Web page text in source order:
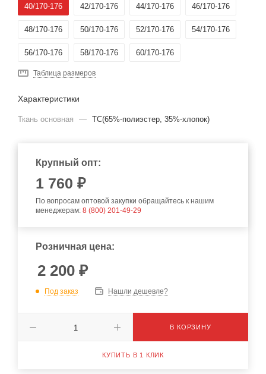
40/170-176
42/170-176 44/170-176 46/170-176
48/170-176 50/170-176 52/170-176 54/170-176
56/170-176 58/170-176 60/170-176
Таблица размеров
Характеристики
Ткань основная — TC(65%-полиэстер, 35%-хлопок)
Крупный опт:
1 760 ₽
По вопросам оптовой закупки обращайтесь к нашим
менеджерам: 8 (800) 201-49-29
Розничная цена:
2 200 ₽
Под заказ Нашли дешевле?
В КОРЗИНУ
КУПИТЬ В 1 КЛИК